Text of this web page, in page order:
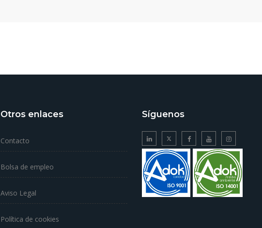
Otros enlaces
Contacto
Bolsa de empleo
Aviso Legal
Política de cookies
Síguenos